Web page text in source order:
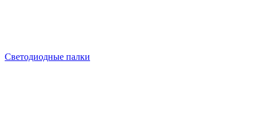
Светодиодные палки